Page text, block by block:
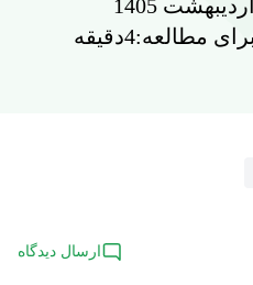
مطالعه:4دقیقه
ارسال دیدگاه